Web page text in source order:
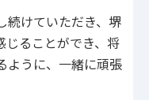
続けていただき、堺
じることができ、将
ように、一緒に頑張